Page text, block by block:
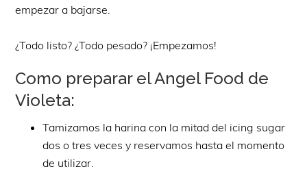
empezar a bajarse.
¿Todo listo? ¿Todo pesado? ¡Empezamos!
Como preparar el Angel Food de
Violeta:
Tamizamos la harina con la mitad del icing sugar
dos o tres veces y reservamos hasta el momento
de utilizar.